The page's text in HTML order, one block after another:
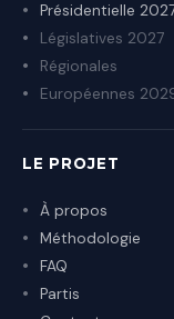
Présidentielle
Législatives 2027
Régionales
Européennes
LE PROJET
À propos
Méthodologie
FAQ
Partis